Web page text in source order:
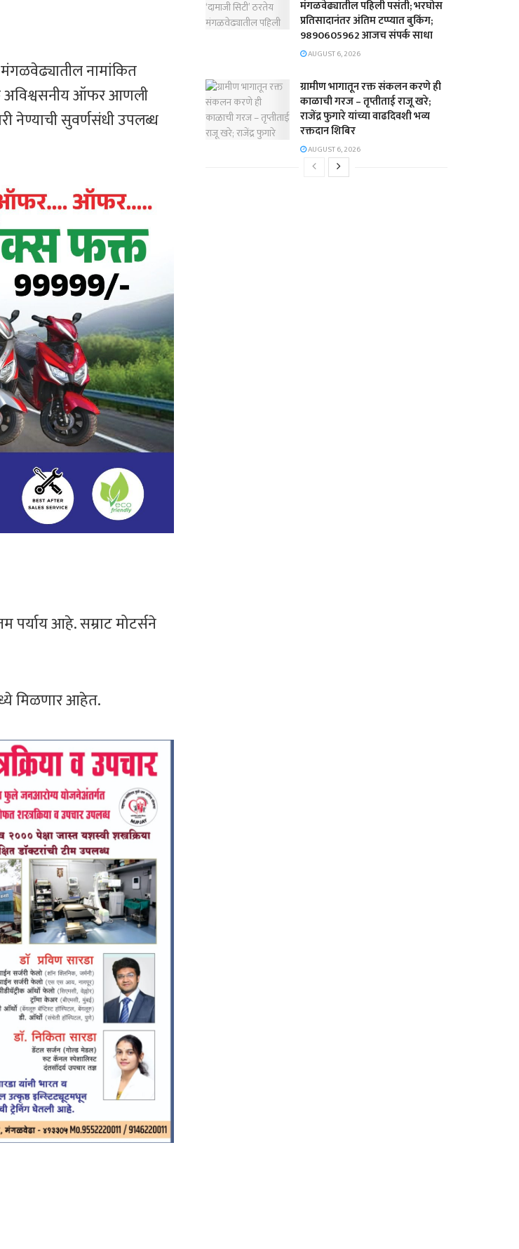
नामांकित
एक अविश्वसनीय ऑफर आणली
नेण्याची सुवर्णसंधी उपलब्ध
पर्याय आहे. सम्राट मोटर्सने
मिळणार आहेत.
मंगळवेढ्यातील पहिली पसंती; भरघोस
प्रतिसादानंतर अंतिम टप्प्यात बुकिंग;
9890605962 आजच संपर्क साधा
AUGUST 6, 2026
ग्रामीण भागातून रक्त संकलन करणे ही
काळाची गरज – तृप्तीताई राजू खरे;
राजेंद्र फुगारे यांच्या वाढदिवशी भव्य
रक्तदान शिबिर
AUGUST 6, 2026